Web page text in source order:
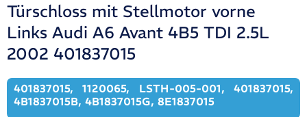
Türschloss mit Stellmotor vorne
Links Audi A6 Avant 4B5 TDI 2.5L
2002 401837015
401837015, 1120065, LSTH-005-001, 401837015,
4B1837015B, 4B1837015G, 8E1837015